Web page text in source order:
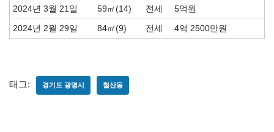
2024년 3월 21일 59㎡(14) 전세 5억원
2024년 2월 29일 84㎡(9) 전세 4억 2500만원
태그: 경기도 광명시 철산동